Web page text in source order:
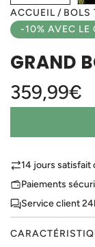
ACCUEIL/ BOLS
-10% AVEC LE
GRAND
Prix
359,99€
14 jours satisfait
Paiements
Service client